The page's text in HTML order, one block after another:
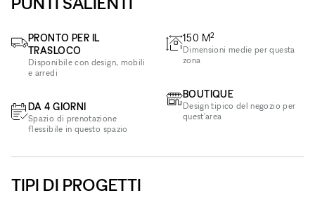
PRONTO PER IL
TRASLOCO
Disponibile con design, mobili
e arredi
DA 4 GIORNI
Spazio di prenotazione
flessibile in questo spazio
150 M2
Dimensioni medie per questa
zona
BOUTIQUE
Design tipico del negozio per
quest'area
TIPI DI PROGETTI